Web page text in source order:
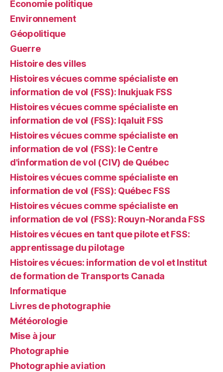
Économie politique
Environnement
Géopolitique
Guerre
Histoire des villes
Histoires vécues comme spécialiste en
information de vol (FSS): Inukjuak FSS
Histoires vécues comme spécialiste en
information de vol (FSS): Iqaluit FSS
Histoires vécues comme spécialiste en
information de vol (FSS): le Centre
d'information de vol (CIV) de Québec
Histoires vécues comme spécialiste en
information de vol (FSS): Québec FSS
Histoires vécues comme spécialiste en
information de vol (FSS): Rouyn-Noranda FSS
Histoires vécues en tant que pilote et FSS:
apprentissage du pilotage
Histoires vécues: information de vol et Institut
de formation de Transports Canada
Informatique
Livres de photographie
Météorologie
Mise à jour
Photographie
Photographie aviation